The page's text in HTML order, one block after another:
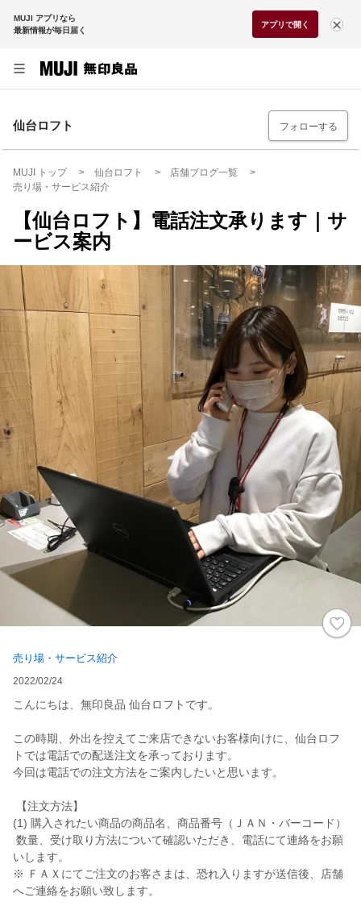
MUJI アプリなら
最新情報が毎日届く
アプリで開く
仙台ロフト フォローする
MUJI トップ 仙台ロフト
店舗ブログ一覧
売り場・サービス紹介
【仙台ロフト】電話注文承ります｜サ
ービス案内
売り場・サービス紹介
2022/02/24
こんにちは、無印良品 仙台ロフトです。
この時期、外出を控えてご来店できないお客様向けに、仙台ロフ
トでは電話での配送注文を承っております。
今回は電話での注文方法をご案内したいと思います。
【注文方法】
(1) 購入されたい商品の商品名、商品番号（ＪＡＮ・バーコード）
数量、受け取り方法について確認いただき、電話にて連絡をお願
いします。
※ ＦＡＸにてご注文のお客さまは、恐れ入りますが送信後、店舗
へご連絡をお願い致します。